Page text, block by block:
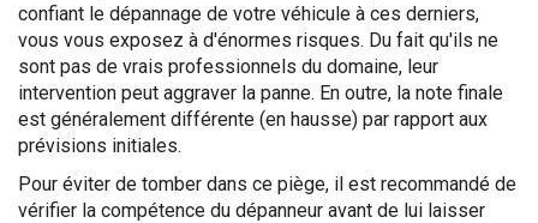
confiant le dépannage de votre véhicule à ces derniers,
vous vous exposez à d'énormes risques. Du fait qu'ils ne
sont pas de vrais professionnels du domaine, leur
intervention peut aggraver la panne. En outre, la note finale
est généralement différente (en hausse) par rapport aux
prévisions initiales.
Pour éviter de tomber dans ce piège, il est recommandé de
vérifier la compétence du dépanneur avant de lui laisser